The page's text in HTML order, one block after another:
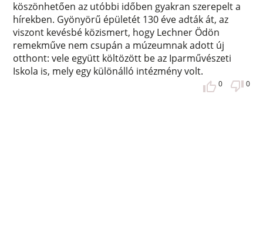
köszönhetően az utóbbi időben gyakran szerepelt a
hírekben. Gyönyörű épületét 130 éve adták át, az
viszont kevésbé közismert, hogy Lechner Ödön
remekműve nem csupán a múzeumnak adott új
otthont: vele együtt költözött be az Iparművészeti
Iskola is, mely egy különálló intézmény volt.
0 0